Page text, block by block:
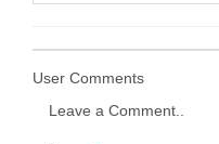
User Comments
Leave a Comment..